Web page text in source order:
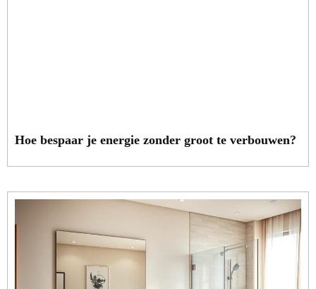
Hoe bespaar je energie zonder groot te verbouwen?